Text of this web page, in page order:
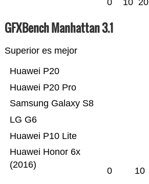
0 10 20
GFXBench Manhattan 3.1
Superior es mejor
Huawei Honor 6x
(2016)
Huawei P10 Lite
LG G6
Samsung Galaxy S8
Huawei P20 Pro
Huawei P20
0 10